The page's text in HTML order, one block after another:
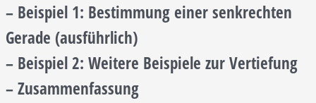
– Beispiel 1: Bestimmung einer senkrechten
Gerade (ausführlich)
– Beispiel 2: Weitere Beispiele zur Vertiefung
– Zusammenfassung